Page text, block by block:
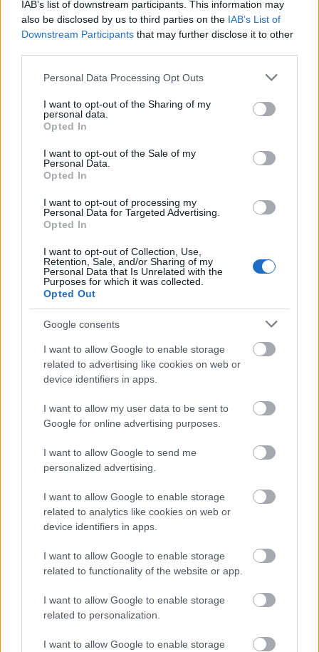
IAB’s list of downstream participants. This information may
also be disclosed by us to third parties on the IAB’s List of
Downstream Participants that may further disclose it to other
Please note that this website/app uses one or more Google
not limited to your visit or usage behaviour. You may click to
grant or deny consent to Google and its third-party tags to
use your data for below specified purposes in below Google
consent section.
Personal Data Processing Opt Outs
I want to opt-out of the Sharing of my
personal data.
Opted In
I want to opt-out of the Sale of my
Personal Data.
Opted In
I want to opt-out of processing my
Personal Data for Targeted Advertising.
Opted In
I want to opt-out of Collection, Use,
Retention, Sale, and/or Sharing of my
Personal Data that Is Unrelated with the
Purposes for which it was collected.
Opted Out
Google consents
I want to allow Google to enable storage
related to advertising like cookies on web or
device identifiers in apps.
I want to allow my user data to be sent to
Google for online advertising purposes.
I want to allow Google to send me
personalized advertising.
I want to allow Google to enable storage
related to analytics like cookies on web or
device identifiers in apps.
I want to allow Google to enable storage
related to functionality of the website or app.
I want to allow Google to enable storage
related to personalization.
I want to allow Google to enable storage
Belváros-Lipótváros
játszótér
Újragondolják Lipótváros rejtett, zöld parkját
Indulhat a Honvéd tér megújításának tervezése, ahol a
klímatudatos gondolkodás és a helyi identitás erősítése kerül a
középpontba.
mesél – megújul a tatai Angolkert
M1 bővítés: már zajlik a teljesen új
Új gyalogosátkelők és jelzőlámpás
csomópont épül Angyalföldön
Másfélszeresére bővítik
Hódmezővásárhely jó hírű református
iskoláját
AJÁNLJUK MÉG